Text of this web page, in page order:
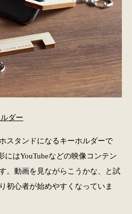
ダー
スタンドになるキーホルダーで
はYouTubeなどの映像コンテン
。動画を見ながらこうかな、と試
初心者が始めやすくなっていま